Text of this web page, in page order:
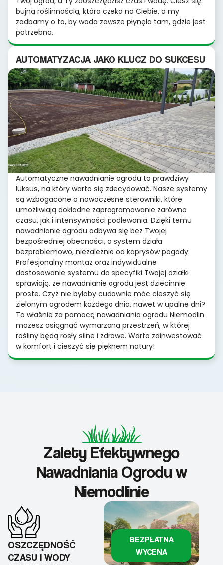
bujną roślinnością, która czeka na Ciebie, a my
zadbamy o to, by woda zawsze płynęła tam, gdzie jest
potrzebna.
AUTOMATYZACJA JAKO KLUCZ DO SUKCESU
Automatyczne nawadnianie ogrodu to prawdziwy
luksus, na który warto się zdecydować. Nasze systemy
są wzbogacone o nowoczesne sterowniki, które
umożliwiają dokładne zaprogramowanie zarówno
czasu, jak i intensywności podlewania. Dzięki temu
nawadnianie ogrodu odbywa się bez Twojej
bezpośredniej obecności, a system działa
bezproblemowo, niezależnie od kaprysów pogody.
Profesjonalny montaż oraz indywidualne
dostosowanie systemu do specyfiki Twojej działki
sprawiają, że nawadnianie ogrodu jest dziecinnie
proste. Czyż nie byłoby cudownie móc cieszyć się
zielonym ogrodem każdego dnia, nawet w upalne dni?
To właśnie za pomocą nawadniania ogrodu Niemodlin
możesz osiągnąć wymarzoną przestrzeń, w której
rośliny będą rosły silne i zdrowe. Warto zainwestować
w komfort i cieszyć się pięknem natury!
Zalety Efektywnego
Nawadniania Ogrodu w
Niemodlinie
OSZCZĘDNOŚĆ
CZASU I WODY
BEZPŁATNA
WYCENA